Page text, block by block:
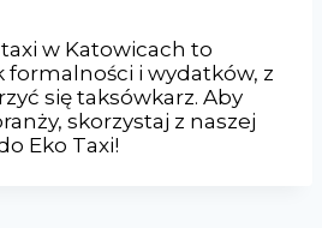
w Katowicach to
i wydatków, z
się taksówkarz. Aby
skorzystaj z naszej
Eko Taxi!